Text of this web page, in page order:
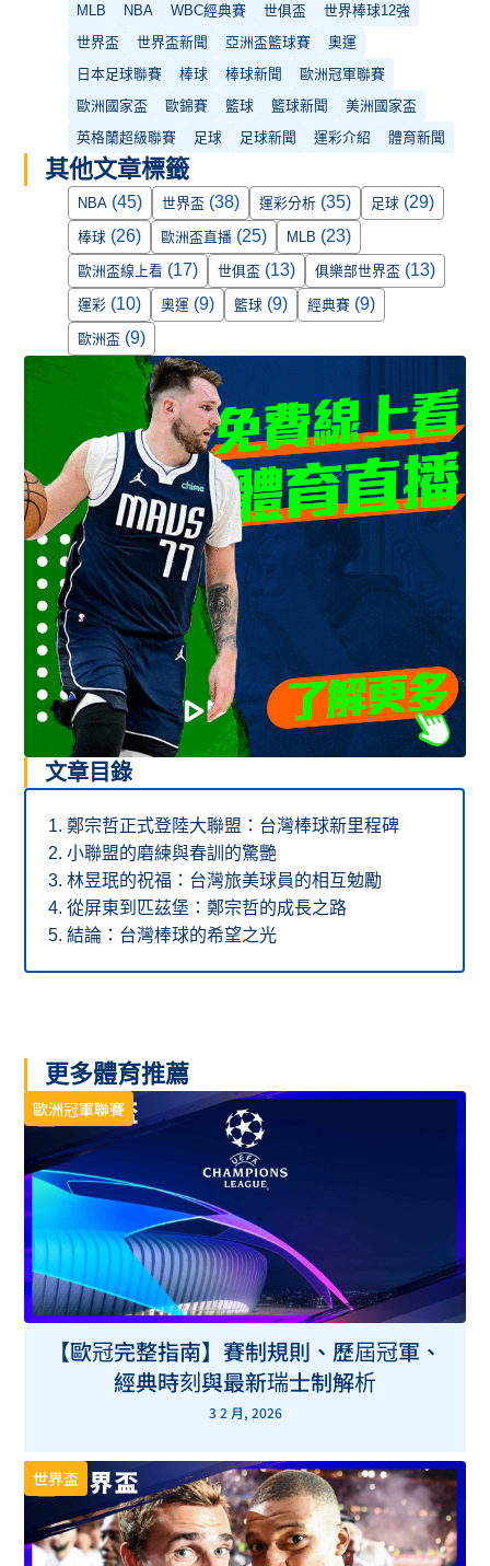
文章目錄
鄭宗哲正式登陸大聯盟：台灣棒球新里程碑
小聯盟的磨練與春訓的驚艷
林昱珉的祝福：台灣旅美球員的相互勉勵
從屏東到匹茲堡：鄭宗哲的成長之路
結論：台灣棒球的希望之光
MLB
NBA WBC經典賽 世俱盃
世界棒球12強
世界盃
世界盃新聞 亞洲盃籃球賽
奧運
日本足球聯賽
棒球 棒球新聞
歐洲冠軍聯賽
歐洲國家盃
歐錦賽 籃球 籃球新聞
美洲國家盃
英格蘭超級聯賽
足球 足球新聞 運彩介紹 體育新聞
其他文章標籤
NBA (45) 世界盃 (38) 運彩分析 (35) 足球 (29)
棒球 (26) 歐洲盃直播 (25) MLB (23)
歐洲盃線上看 (17) 世俱盃 (13) 俱樂部世界盃 (13)
運彩 (10) 奧運 (9) 籃球 (9) 經典賽 (9)
歐洲盃 (9)
更多體育推薦
歐洲冠軍聯賽
【歐冠完整指南】賽制規則、歷屆冠軍、
經典時刻與最新瑞士制解析
3 2 月, 2026
世界盃